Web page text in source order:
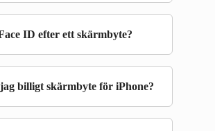
ID efter ett skärmbyte?
billigt skärmbyte för iPhone?